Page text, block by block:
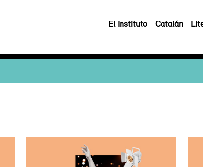
El Instituto Catalán